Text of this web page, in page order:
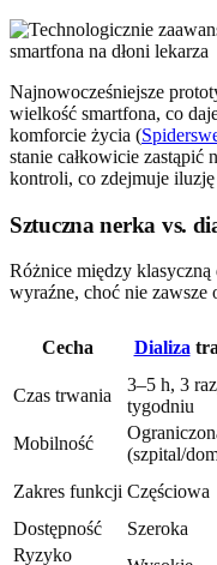
Najnowocześniejsze
wielkość smartfona, co
komforcie życia (
stanie całkowicie zastąpić
kontroli, co zdejmuje iluzję
Sztuczna nerka vs.
Różnice między klasyczną
wyraźne, choć nie zawsze
Cecha Dializa
Czas trwania
3–5 h, 3
tygodniu
Mobilność
(szpital/
Zakres funkcji Częściowa
Dostępność
Szeroka
Ryzyko